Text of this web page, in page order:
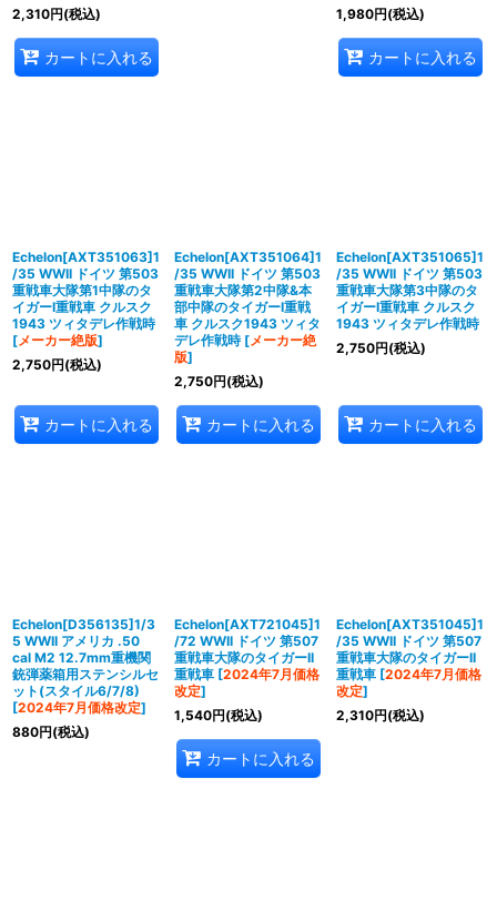
2,310円(税込)
カートに入れる
1,980円(税込)
カートに入れる
Echelon[AXT351063]1
/35 WWII ドイツ 第503
重戦車大隊第1中隊のタ
イガーI重戦車 クルスク
1943 ツィタデレ作戦時
[メーカー絶版]
2,750円(税込)
カートに入れる
Echelon[AXT351064]1
/35 WWII ドイツ 第503
重戦車大隊第2中隊&本
部中隊のタイガーI重戦
車 クルスク1943 ツィタ
デレ作戦時 [メーカー絶
版]
2,750円(税込)
カートに入れる
Echelon[AXT351065]1
/35 WWII ドイツ 第503
重戦車大隊第3中隊のタ
イガーI重戦車 クルスク
1943 ツィタデレ作戦時
2,750円(税込)
カートに入れる
Echelon[D356135]1/3
5 WWII アメリカ .50
cal M2 12.7mm重機関
銃弾薬箱用ステンシルセ
ット(スタイル6/7/8)
[2024年7月価格改定]
880円(税込)
Echelon[AXT721045]1
/72 WWII ドイツ 第507
重戦車大隊のタイガーII
重戦車 [2024年7月価格
改定]
1,540円(税込)
カートに入れる
Echelon[AXT351045]1
/35 WWII ドイツ 第507
重戦車大隊のタイガーII
重戦車 [2024年7月価格
改定]
2,310円(税込)